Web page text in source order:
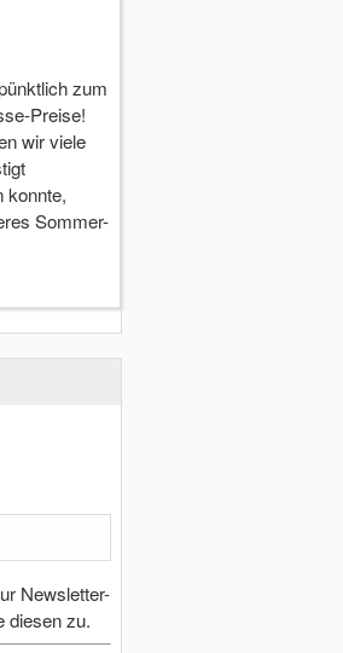
zum
Preise!
wir viele
konnte,
Sommer-
Newsletter-
diesen zu.